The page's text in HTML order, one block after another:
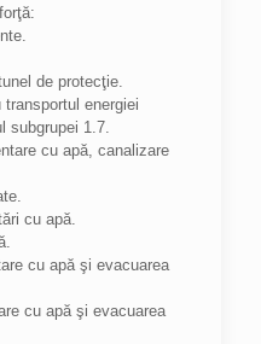
de protecţie.
energiei
subgrupei 1.7.
cu apă, canalizare
cu apă.
cu apă şi evacuarea
cu apă şi evacuarea